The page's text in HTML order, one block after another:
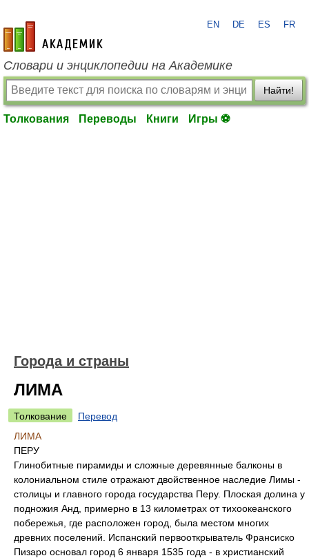
academic.ru
EN DE ES FR
Словари и энциклопедии на Академике
Найти!
Толкования Переводы Книги Игры ⚽
Города и страны
ЛИМА
Толкование
Перевод
ЛИМА
ПЕРУ
Глинобитные пирамиды и сложные деревянные балконы в
колониальном стиле отражают двойственное наследие Лимы -
столицы и главного города государства Перу. Плоская долина у
подножия Анд, примерно в 13 километрах от тихоокеанского
побережья, где расположен город, была местом многих
древних поселений. Испанский первооткрыватель Франсиско
Пизаро основал город 6 января 1535 года - в христианский